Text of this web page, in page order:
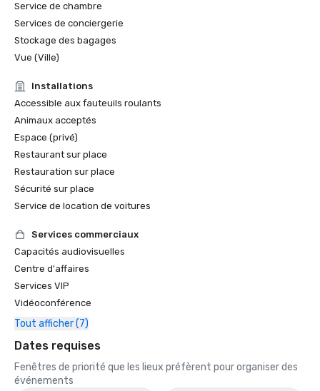
Service de chambre
Services de conciergerie
Stockage des bagages
Vue (Ville)
Installations
Accessible aux fauteuils roulants
Animaux acceptés
Espace (privé)
Restaurant sur place
Restauration sur place
Sécurité sur place
Service de location de voitures
Services commerciaux
Capacités audiovisuelles
Centre d'affaires
Services VIP
Vidéoconférence
Tout afficher (7)
Dates requises
Fenêtres de priorité que les lieux préfèrent pour organiser des
événements